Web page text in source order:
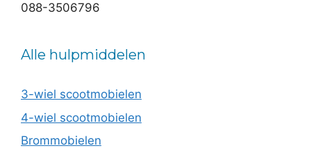
088-3506796
Alle hulpmiddelen
3-wiel scootmobielen
4-wiel scootmobielen
Brommobielen